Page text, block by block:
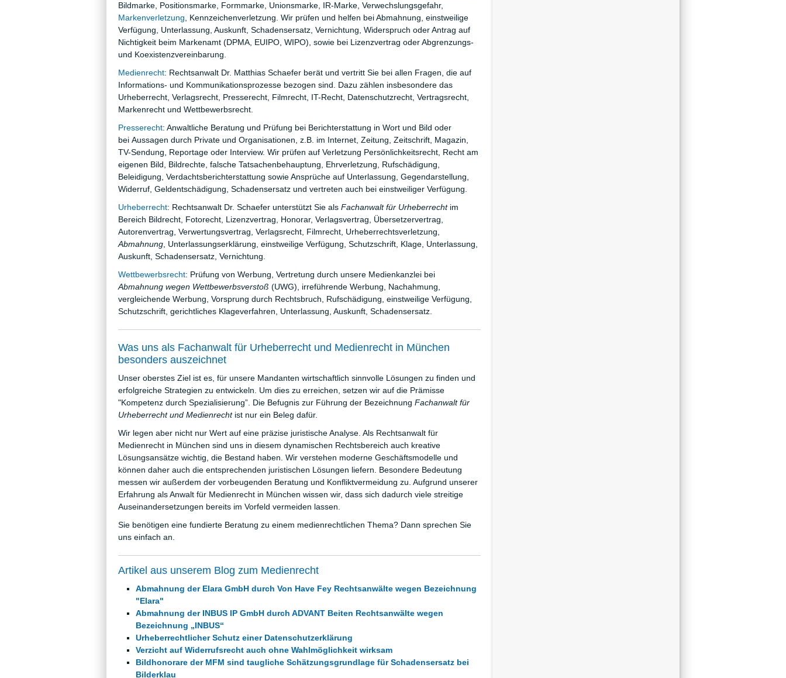
Bildmarke, Positionsmarke, Formmarke, Unionsmarke, IR-Marke, Verwechslungsgefahr,
Markenverletzung, Kennzeichenverletzung. Wir prüfen und helfen bei Abmahnung, einstweilige
Verfügung, Unterlassung, Auskunft, Schadensersatz, Vernichtung, Widerspruch oder Antrag auf
Nichtigkeit beim Markenamt (DPMA, EUIPO, WIPO), sowie bei Lizenzvertrag oder Abgrenzungs-
und Koexistenzvereinbarung.
Medienrecht: Rechtsanwalt Dr. Matthias Schaefer berät und vertritt Sie bei allen Fragen, die auf
Informations- und Kommunikationsprozesse bezogen sind. Dazu zählen insbesondere das
Urheberrecht, Verlagsrecht, Presserecht, Filmrecht, IT-Recht, Datenschutzrecht, Vertragsrecht,
Markenrecht und Wettbewerbsrecht.
Presserecht: Anwaltliche Beratung und Prüfung bei Berichterstattung in Wort und Bild oder
bei Aussagen durch Private und Organisationen, z.B. im Internet, Zeitung, Zeitschrift, Magazin,
TV-Sendung, Reportage oder Interview. Wir prüfen auf Verletzung Persönlichkeitsrecht, Recht am
eigenen Bild, Bildrechte, falsche Tatsachenbehauptung, Ehrverletzung, Rufschädigung,
Beleidigung, Verdachtsberichterstattung sowie Ansprüche auf Unterlassung, Gegendarstellung,
Widerruf, Geldentschädigung, Schadensersatz und vertreten auch bei einstweiliger Verfügung.
Urheberrecht: Rechtsanwalt Dr. Schaefer unterstützt Sie als Fachanwalt für Urheberrechtim
Bereich Bildrecht, Fotorecht, Lizenzvertrag, Honorar, Verlagsvertrag, Übersetzervertrag,
Autorenvertrag, Verwertungsvertrag, Verlagsrecht, Filmrecht, Urheberrechtsverletzung,
Abmahnung, Unterlassungserklärung, einstweilige Verfügung, Schutzschrift, Klage, Unterlassung,
Auskunft, Schadensersatz, Vernichtung.
Wettbewerbsrecht: Prüfung von Werbung, Vertretung durch unsere Medienkanzlei bei
Abmahnung wegen Wettbewerbsverstoß (UWG), irreführende Werbung, Nachahmung,
vergleichende Werbung, Vorsprung durch Rechtsbruch, Rufschädigung, einstweilige Verfügung,
Schutzschrift, gerichtliches Klageverfahren, Unterlassung, Auskunft, Schadensersatz.
Was uns als Fachanwalt für Urheberrecht und Medienrecht in München
besonders auszeichnet
Unser oberstes Ziel ist es, für unsere Mandanten wirtschaftlich sinnvolle Lösungen zu finden und
erfolgreiche Strategien zu entwickeln. Um dies zu erreichen, setzen wir auf die Prämisse
"Kompetenz durch Spezialisierung”. Die Befugnis zur Führung der Bezeichnung Fachanwalt für
Urheberrecht und Medienrechtist nur ein Beleg dafür.
Wir legen aber nicht nur Wert auf eine präzise juristische Analyse. Als Rechtsanwalt für
Medienrecht in München sind uns in diesem dynamischen Rechtsbereich auch kreative
Lösungsansätze wichtig, die Bestand haben. Wir verstehen moderne Geschäftsmodelle und
können daher auch die entsprechenden juristischen Lösungen liefern. Besondere Bedeutung
messen wir außerdem der vorbeugenden Beratung und Konfliktvermeidung zu. Aufgrund unserer
Erfahrung als Anwalt für Medienrecht in München wissen wir, dass sich dadurch viele streitige
Auseinandersetzungen bereits im Vorfeld vermeiden lassen.
Sie benötigen eine fundierte Beratung zu einem medienrechtlichen Thema? Dann sprechen Sie
uns einfach an.
Artikel aus unserem Blog zum Medienrecht
Abmahnung der Elara GmbH durch Von Have Fey Rechtsanwälte wegen Bezeichnung
"Elara"
Abmahnung der INBUS IP GmbH durch ADVANT Beiten Rechtsanwälte wegen
Bezeichnung „INBUS“
Urheberrechtlicher Schutz einer Datenschutzerklärung
Verzicht auf Widerrufsrecht auch ohne Wahlmöglichkeit wirksam
Bildhonorare der MFM sind taugliche Schätzungsgrundlage für Schadensersatz bei
Bilderklau